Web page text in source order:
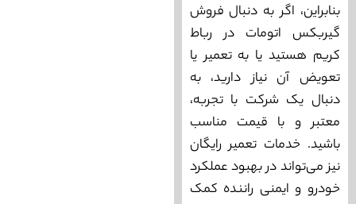
بنابراین، اگر به دنبال فروش
گیربکس اتومات در رباط
کریم هستید یا به تعمیر یا
تعویض آن نیاز دارید، به
دنبال یک شرکت با تجربه،
معتبر و با قیمت مناسب
باشید. خدمات تعمیر رایگان
نیز می‌‌تواند در بهبود عملکرد
خودرو و ایمنی راننده کمک